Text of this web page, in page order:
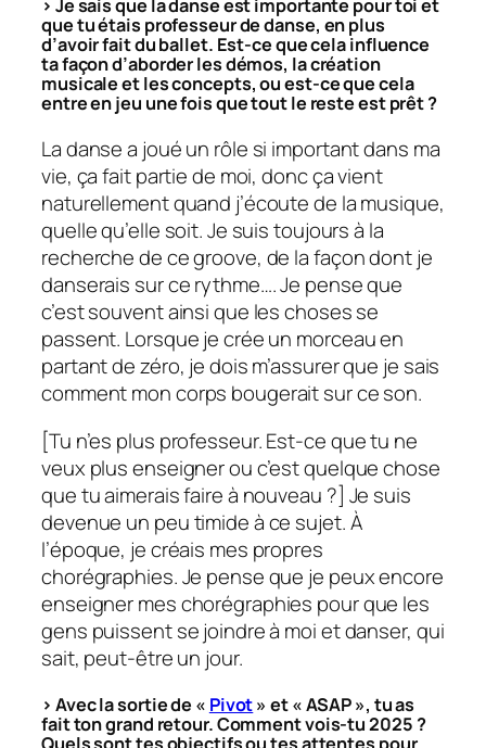
> Je sais que la danse est importante pour toi et
que tu étais professeur de danse, en plus
d’avoir fait du ballet. Est-ce que cela influence
ta façon d’aborder les démos, la création
musicale et les concepts, ou est-ce que cela
entre en jeu une fois que tout le reste est prêt ?
La danse a joué un rôle si important dans ma
vie, ça fait partie de moi, donc ça vient
naturellement quand j’écoute de la musique,
quelle qu’elle soit. Je suis toujours à la
recherche de ce groove, de la façon dont je
danserais sur ce rythme…. Je pense que
c’est souvent ainsi que les choses se
passent. Lorsque je crée un morceau en
partant de zéro, je dois m’assurer que je sais
comment mon corps bougerait sur ce son.
[Tu n’es plus professeur. Est-ce que tu ne
veux plus enseigner ou c’est quelque chose
que tu aimerais faire à nouveau ?] Je suis
devenue un peu timide à ce sujet. À
l’époque, je créais mes propres
chorégraphies. Je pense que je peux encore
enseigner mes chorégraphies pour que les
gens puissent se joindre à moi et danser, qui
sait, peut-être un jour.
> Avec la sortie de « Pivot» et « ASAP », tu as
fait ton grand retour. Comment vois-tu 2025 ?